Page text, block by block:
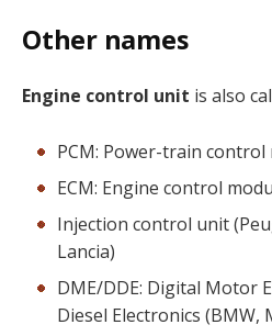
Other names
Engine control unit is also
PCM: Power-train control
ECM: Engine control
Injection control unit
Lancia)
DME/DDE: Digital Motor
Diesel Electronics (BMW,